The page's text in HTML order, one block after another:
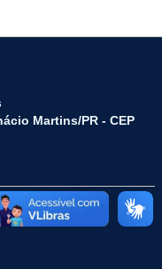
Martins/PR - CEP